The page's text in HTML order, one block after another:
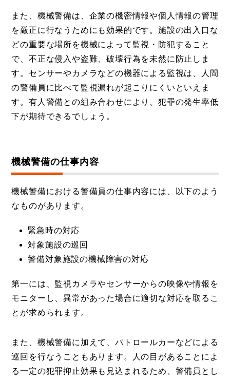
また、機械警備は、企業の機密情報や個人情報の管理
を厳正に行なうためにも効果的です。施設の出入口な
どの重要な場所を機械によって監視・防犯すること
で、不正な侵入や盗難、破壊行為を未然に防止しま
す。センサーやカメラなどの機器による監視は、人間
の警備員に比べて監視漏れが起こりにくいといえま
す。有人警備との組み合わせにより、犯罪の発生率低
下が期待できるでしょう。
機械警備の仕事内容
機械警備における警備員の仕事内容には、以下のよう
なものがあります。
緊急時の対応
対象施設の巡回
警備対象施設の機械障害の対応
第一には、監視カメラやセンサーからの映像や情報を
モニターし、異常があった場合に適切な対応を取るこ
とが求められます。
また、機械警備に加えて、パトロールカーなどによる
巡回を行なうこともあります。人の目があることによ
る一定の犯罪抑止効果も見込まれるため、警備員とし